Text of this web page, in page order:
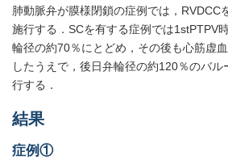
肺動脈弁が膜様閉鎖の症例では，RVDCC
施行する．SCを有する症例では1stPTPV
輪径の約70％にとどめ，その後も心筋虚
したうえで，後日弁輪径の約120％のバ
行する．
結果
症例①